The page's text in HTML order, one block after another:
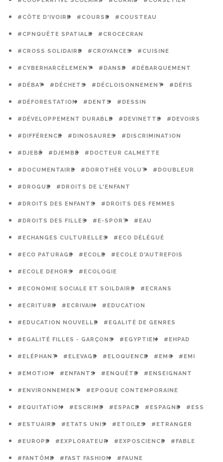
#CÔTE D'IVOIRE #COURSE #COUSTEAU
#CPNQUÊTE SPATIALE #CROCECRAN
#CROSS SOLIDAIRE #CROYANCES #CUISINE
#CYBERHARCÈLEMENT #DANSE #DÉBARQUEMENT
#DÉBAT #DÉCHETS #DÉCLOISONNEMENT #DÉFIS
#DÉFORESTATION #DENTS #DESSIN
#DÉVELOPPEMENT DURABLE #DEVINETTE #DEVOIRS
#DIFFÉRENCE #DINOSAURES #DISCRIMINATION
#DJEBÉ #DJEMBÉ #DOCTEUR CALMETTE
#DOCUMENTAIRE #DOROTHÉE VOLUT #DOUBLEUR
#DROGUE #DROITS DE L'ENFANT
#DROITS DES ENFANTS #DROITS DES FEMMES
#DROITS DES FILLES #E-SPORT #EAU
#ECHANGES CULTURELLES #ECO DÉLÉGUÉ
#ECO PATURAGE #ECOLE #ECOLE D'AUTREFOIS
#ECOLE DEHORS #ECOLOGIE
#ECONOMIE SOCIALE ET SOILDAIRE #ECRANS
#ECRITURE #ECRIVAIN #EDUCATION
#EDUCATION NOUVELLE #EGALITÉ DE GENRES
#EGALITÉ FILLES - GARÇONS #EGYPTIEN #EHPAD
#ELÉPHANT #ELEVAGE #ELOQUENCE #EMC #EMI
#EMOTION #ENFANTS #ENQUÊTE #ENSEIGNANT
#ENVIRONNEMENT #EPOQUE CONTEMPORAINE
#EQUITATION #ESCRIME #ESPACE #ESPAGNE #ESS
#ESTUAIRE #ETATS UNIS #ETOILES #ETRANGER
#EUROPE #EXPLORATEUR #EXPOSCIENCE #FABLE
#FANTÔME #FAST FASHION #FAUNE